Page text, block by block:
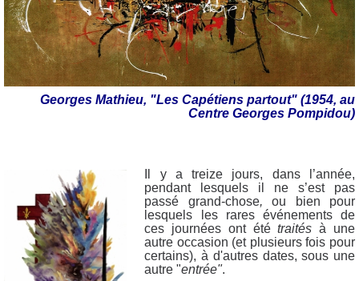
Georges Mathieu, "Les Capétiens partout" (1954, au
Centre Georges Pompidou)
Il y a treize jours, dans l’année,
pendant lesquels il ne s’est pas
passé grand-chose,ou bien pour
lesquels les rares événements de
ces journées ont ététraités à une
autre occasion (et plusieurs fois pour
certains), à d'autres dates, sous une
autre "entrée".